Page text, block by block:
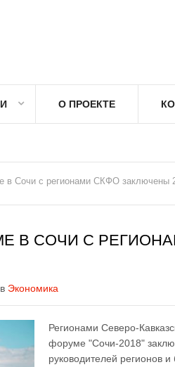
О ПРОЕКТЕ
в Сочи с регионами СКФО заключены
В СОЧИ С
Экономика
Регионами Северо-
форуме "Сочи-2018"
руководителей регионов